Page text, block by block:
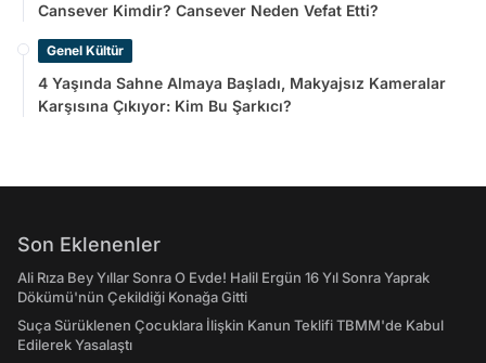
Cansever Kimdir? Cansever Neden Vefat Etti?
Genel Kültür
4 Yaşında Sahne Almaya Başladı, Makyajsız Kameralar
Karşısına Çıkıyor: Kim Bu Şarkıcı?
Son Eklenenler
Ali Rıza Bey Yıllar Sonra O Evde! Halil Ergün 16 Yıl Sonra Yaprak
Dökümü'nün Çekildiği Konağa Gitti
Suça Sürüklenen Çocuklara İlişkin Kanun Teklifi TBMM'de Kabul
Edilerek Yasalaştı